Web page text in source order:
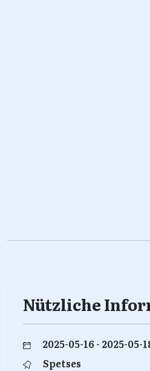
Nützliche
2025-05-16 - 2025-05-
Spetses